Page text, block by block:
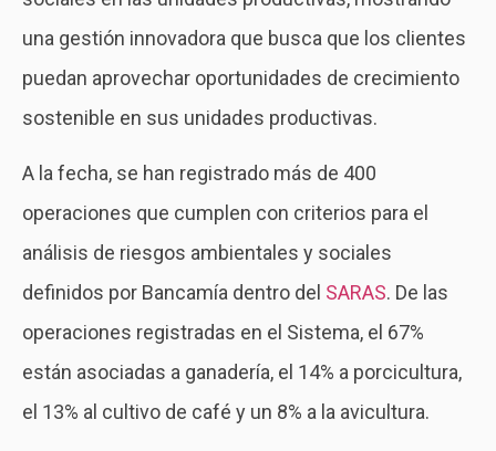
una gestión innovadora que busca que los clientes
puedan aprovechar oportunidades de crecimiento
sostenible en sus unidades productivas.
A la fecha, se han registrado más de 400
operaciones que cumplen con criterios para el
análisis de riesgos ambientales y sociales
definidos por Bancamía dentro del SARAS. De las
operaciones registradas en el Sistema, el 67%
están asociadas a ganadería, el 14% a porcicultura,
el 13% al cultivo de café y un 8% a la avicultura.